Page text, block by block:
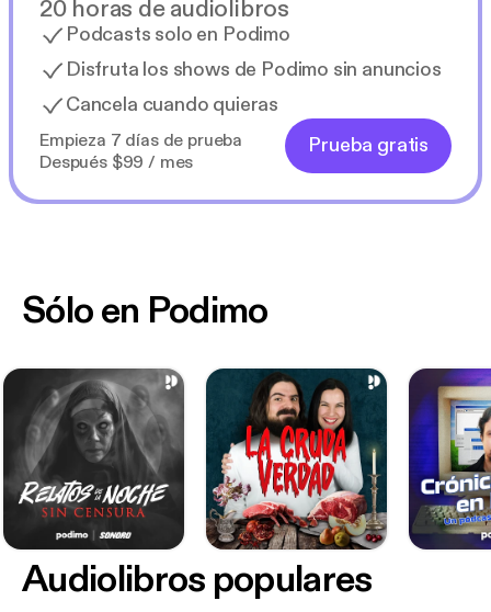
20 horas de audiolibros
Podcasts solo en Podimo
Disfruta los shows de Podimo sin anuncios
Cancela cuando quieras
Empieza 7 días de prueba
Después $99 / mes
Prueba gratis
Sólo en Podimo
Audiolibros populares